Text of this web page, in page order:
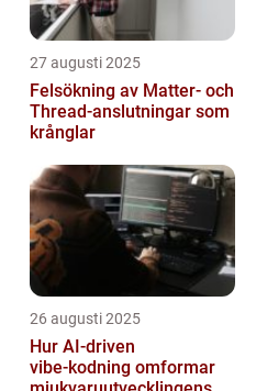
27 augusti 2025
Felsökning av Matter‑ och
Thread‑anslutningar som
krånglar
26 augusti 2025
Hur AI‑driven
vibe‑kodning omformar